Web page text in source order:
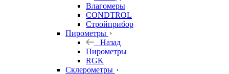
Влагомеры
CONDTROL
Стройприбор
Пирометры
Назад
Пирометры
RGK
Склерометры